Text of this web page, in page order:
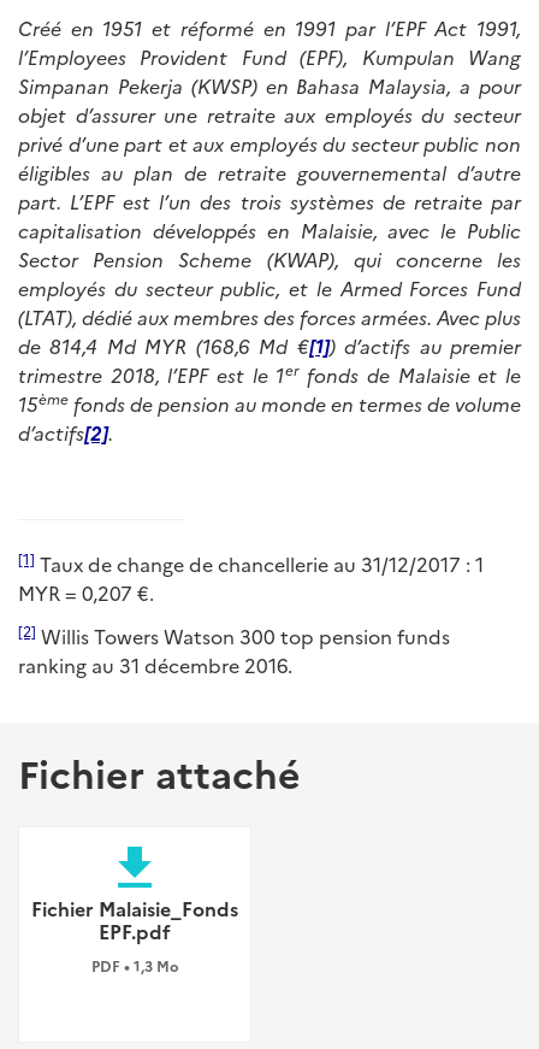
Créé en 1951 et réformé en 1991 par l’EPF Act 1991,
l’Employees Provident Fund (EPF), Kumpulan Wang
Simpanan Pekerja (KWSP) en Bahasa Malaysia, a pour
objet d’assurer une retraite aux employés du secteur
privé d’une part et aux employés du secteur public non
éligibles au plan de retraite gouvernemental d’autre
part. L’EPF est l’un des trois systèmes de retraite par
capitalisation développés en Malaisie, avec le Public
Sector Pension Scheme (KWAP), qui concerne les
employés du secteur public, et le Armed Forces Fund
(LTAT), dédié aux membres des forces armées. Avec plus
de 814,4 Md MYR (168,6 Md €[1]) d’actifs au premier
trimestre 2018, l’EPF est le 1erfonds de Malaisie et le
15ème fonds de pension au monde en termes de volume
d’actifs[2].
[1] Taux de change de chancellerie au 31/12/2017 : 1
MYR = 0,207 €.
[2] Willis Towers Watson 300 top pension funds
ranking au 31 décembre 2016.
Fichier attaché
file_download
Fichier Malaisie_Fonds
EPF.pdf
PDF • 1,3 Mo